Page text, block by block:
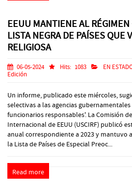
EEUU MANTIENE AL
LISTA NEGRA DE PAÍSES QUE
RELIGIOSA
06-05-2024 Hits: 1083 EN
Edición
Un informe, publicado este miércoles,
selectivas a las agencias
funcionarios responsables'. La Comisión
Internacional de EEUU (USCIRF) publicó
anual correspondiente a 2023 y mantuvo
la Lista de Países de Especial Preoc...
Read more